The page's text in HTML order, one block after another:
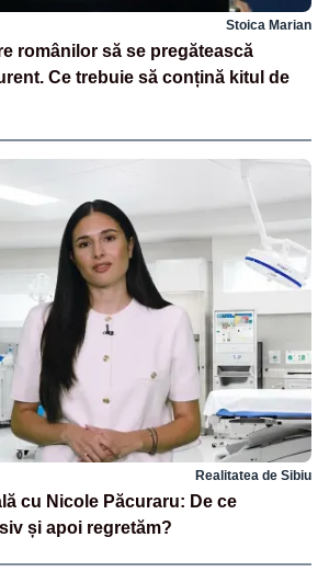
Stoica Marian
românilor să se pregătească
Ce trebuie să conțină kitul de
Realitatea de Sibiu
cu Nicole Păcuraru: De ce
și apoi regretăm?